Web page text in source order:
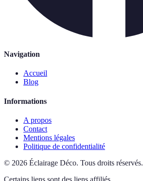
Navigation
Accueil
Blog
Informations
A propos
Contact
Mentions légales
Politique de confidentialité
© 2026 Éclairage Déco. Tous droits réservés.
Certains liens sont des liens affiliés.